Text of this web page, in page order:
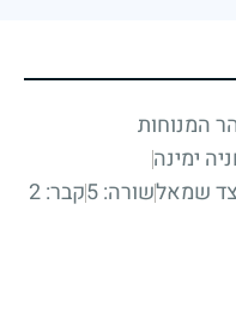
המנוחות
ימינה
צד שמאלשורה: 5 קבר: 2